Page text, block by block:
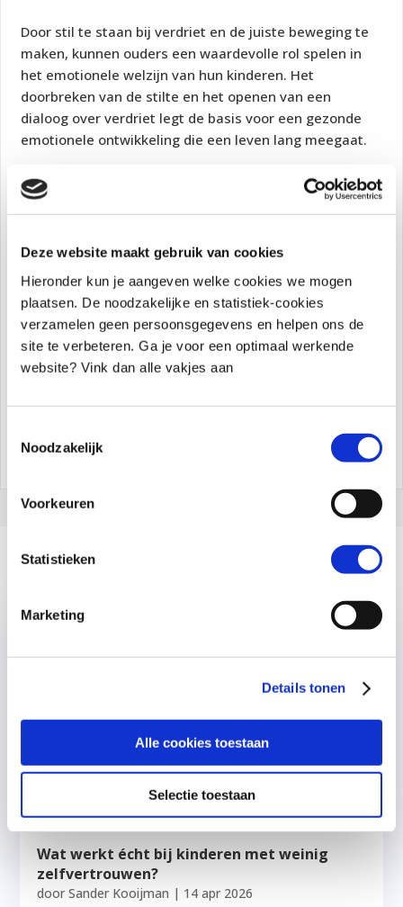
Deze website maakt gebruik van cookies
Hieronder kun je aangeven welke cookies we mogen
plaatsen. De noodzakelijke en statistiek-cookies
verzamelen geen persoonsgegevens en helpen ons de
site te verbeteren. Ga je voor een optimaal werkende
website? Vink dan alle vakjes aan
Noodzakelijk
Voorkeuren
Statistieken
Marketing
Details tonen
Alle cookies toestaan
Selectie toestaan
Door stil te staan bij verdriet en de juiste beweging te
maken, kunnen ouders een waardevolle rol spelen in
het emotionele welzijn van hun kinderen. Het
doorbreken van de stilte en het openen van een
dialoog over verdriet legt de basis voor een gezonde
emotionele ontwikkeling die een leven lang meegaat.
Verder ontwikkelen:|
Doe mee met deminichallenge praten met kinderen
praten met kinderen over gevoelens dan is de online
minichallenge praten over gevoelens heel waardevol.
Je ontvangt drie modules waarmee je samen met je
kind of het kind dat je begeleid aan de slag kunt met
emoties. We gaan aan de slag met Playboy, tekenen en
bordspellen. Via deze linkkan jij je inschrijven en doe je
Gerelateerde artikelen
Wat werkt écht bij kinderen met weinig
zelfvertrouwen?
doorSander Kooijman | 14 apr 2026